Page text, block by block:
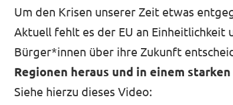
Impressum
Um den Krisen unserer Zeit etwas
Aktuell fehlt es der EU an Einheitlichkeit
Bürger*innen über ihre Zukunft
Regionen heraus und in einem
Siehe hierzu dieses Video: